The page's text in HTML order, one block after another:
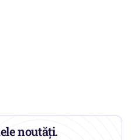
noutăți.